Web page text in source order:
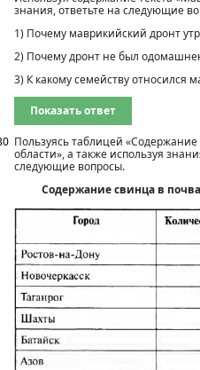
знания, ответьте на следующие
1) Почему маврикийский дронт
2) Почему дронт не был
3) К какому семейству относился
Показать ответ
Пользуясь таблицей «Содержание
области», а также используя
следующие вопросы.
Содержание свинца в